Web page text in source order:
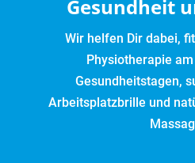
Gesundheit
Wir helfen Dir dabei,
Physiotherapie
Gesundheitstagen,
Arbeitsplatzbrille und